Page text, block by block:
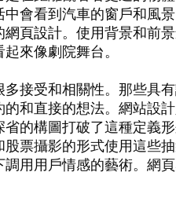
會看到汽車的窗戶和風
網頁設計。使用背景和前
來像劇院舞台。
接受和相關性。那些具
和直接的想法。網站設
的構圖打破了這種定義
票攝影的形式使用這些抽
用用戶情感的藝術。網